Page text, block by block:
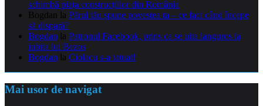
schimbă piața construcțiilor din România
Bogdan la Părul tău spune povestea ta – ce faci când începe
să dispară?
Bogdan la Patronul Facebook, prins ca se uita languros la
iubita lui Bezos
Bogdan la Ciolacu s-a tatuat!
Mai usor de navigat